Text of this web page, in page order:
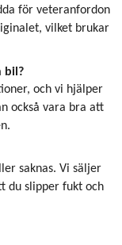
för veteranfordon
vilket brukar
bil?
och vi hjälper
också vara bra att
saknas. Vi säljer
du slipper fukt och